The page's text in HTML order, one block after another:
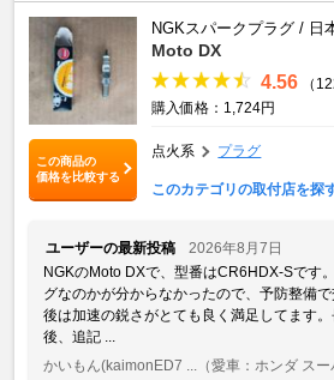
この商品の
価格を比較する
NGKスパークプラグ / 日
Moto DX
4.56
（
購入価格：1,724円
点火系 プラグ
このカテゴリの取付店を探
ユーザーの最新投稿
2026年8月7日
NGKのMoto DXで、型番はCR6HDX-Sです
グなのかが分からなかったので、予防整備
後は加速の鋭さがとても良く満足してます
後、追記 ...
かいもん(kaimonED7 ...
（愛車：ホンダ ス